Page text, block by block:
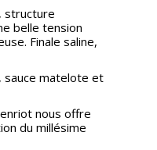
structure
belle tension
Finale saline,
sauce matelote et
nous offre
du millésime